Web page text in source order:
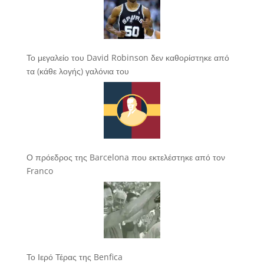
Το μεγαλείο του David Robinson δεν καθορίστηκε από
τα (κάθε λογής) γαλόνια του
Ο πρόεδρος της Barcelona που εκτελέστηκε από τον
Franco
Το Ιερό Τέρας της Benfica